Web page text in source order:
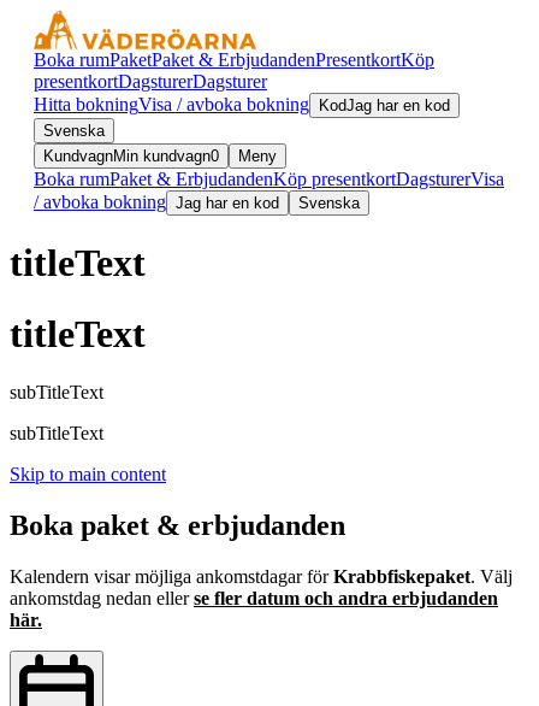
Boka rumPaketPaket & ErbjudandenPresentkortKöp
presentkortDagsturerDagsturer
Hitta bokningVisa / avboka bokning KodJag har en kod
Svenska
KundvagnMin kundvagn0 Meny
Boka rumPaket & ErbjudandenKöp presentkortDagsturerVisa
/ avboka bokning Jag har en kod Svenska
titleText
titleText
subTitleText
subTitleText
Skip to main content
Boka paket & erbjudanden
Kalendern visar möjliga ankomstdagar förKrabbfiskepaket. Välj
ankomstdag nedan ellerse fler datum och andra erbjudanden
här.